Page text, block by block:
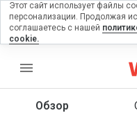
menu
Обзор
на
Этот сайт использует файлы
персонализации. Продолжая
соглашаетесь с нашей
cookie.